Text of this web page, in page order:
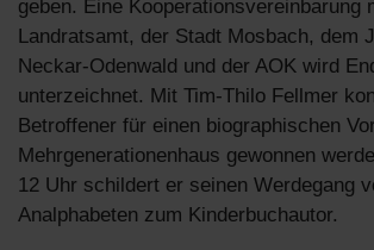
geben. Eine Kooperationsvereinbarung
Landratsamt, der Stadt Mosbach, dem
Neckar-Odenwald und der AOK wird
unterzeichnet. Mit Tim-Thilo Fellmer
Betroffener für einen biographischen
Mehrgenerationenhaus gewonnen
12 Uhr schildert er seinen Werdegang
Analphabeten zum Kinderbuchautor.